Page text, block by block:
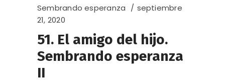
Sembrando esperanza
septiembre
21, 2020
51. El amigo del hijo.
Sembrando esperanza
II